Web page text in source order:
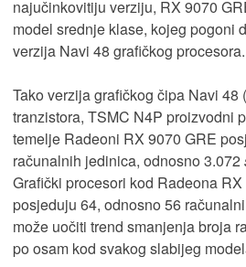
najučinkovitiju verziju, RX 9070
model srednje klase, kojeg pogoni
verzija Navi 48 grafičkog procesora.
Tako verzija grafičkog čipa Navi 48
tranzistora, TSMC N4P proizvodni
temelje Radeoni RX 9070 GRE
računalnih jedinica, odnosno 3.072
Grafički procesori kod Radeona
posjeduju 64, odnosno 56
može uočiti trend smanjenja broja
po osam kod svakog slabijeg